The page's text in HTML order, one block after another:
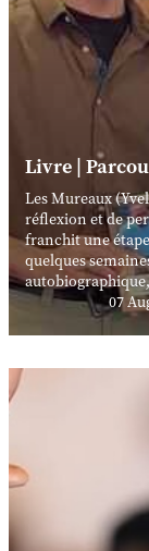
Livre |
Les Mureaux
réflexion et de
franchit une
quelques
07